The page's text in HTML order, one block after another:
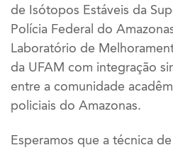
de Isótopos Estáveis da
Polícia Federal do
Laboratório de
da UFAM com integração
entre a comunidade
policiais do Amazonas.
Esperamos que a técnica